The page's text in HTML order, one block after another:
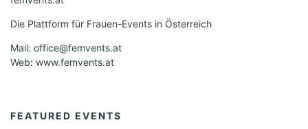
Die Plattform für Frauen-Events in Österreich
Mail: office@femvents.at
Web: www.femvents.at
FEATURED EVENTS